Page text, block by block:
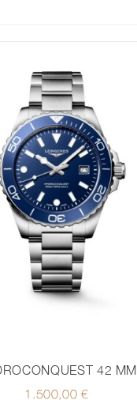
42 MM
1.500,00€